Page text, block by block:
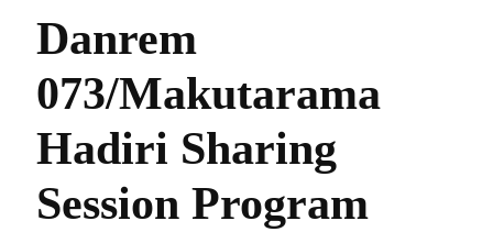
Danrem
073/Makutarama
Hadiri Sharing
Session Program